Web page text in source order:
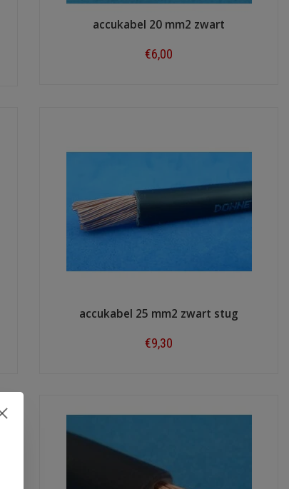
accukabel 20 mm2 zwart
€6,00
accukabel 25 mm2 zwart stug
€9,30